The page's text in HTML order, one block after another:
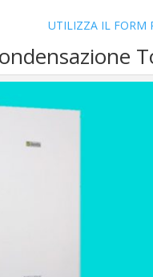
UTILIZZA IL FORM